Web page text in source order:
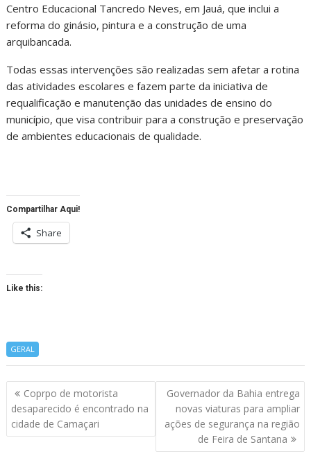
Centro Educacional Tancredo Neves, em Jauá, que inclui a
reforma do ginásio, pintura e a construção de uma
arquibancada.
Todas essas intervenções são realizadas sem afetar a rotina
das atividades escolares e fazem parte da iniciativa de
requalificação e manutenção das unidades de ensino do
município, que visa contribuir para a construção e preservação
de ambientes educacionais de qualidade.
Compartilhar Aqui!
Share
Like this:
GERAL
Navegação
de
artigos
Coprpo de motorista
desaparecido é encontrado na
cidade de Camaçari
Governador da Bahia entrega
novas viaturas para ampliar
ações de segurança na região
de Feira de Santana